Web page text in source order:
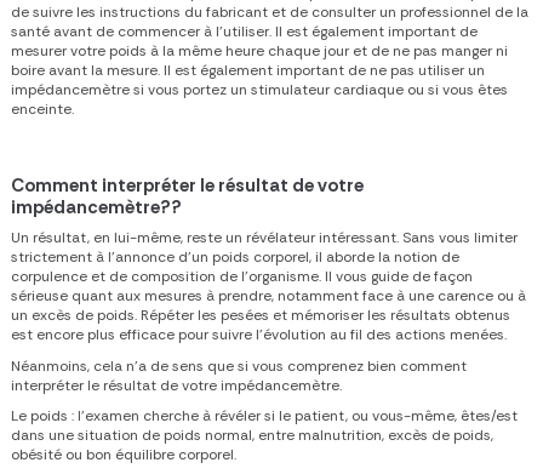
de suivre les instructions du fabricant et de consulter un professionnel de la
santé avant de commencer à l’utiliser. Il est également important de
mesurer votre poids à la même heure chaque jour et de ne pas manger ni
boire avant la mesure. Il est également important de ne pas utiliser un
impédancemètre si vous portez un stimulateur cardiaque ou si vous êtes
enceinte.
Comment interpréter le résultat de votre
impédancemètre??
Un résultat, en lui-même, reste un révélateur intéressant. Sans vous limiter
strictement à l’annonce d’un poids corporel, il aborde la notion de
corpulence et de composition de l’organisme. Il vous guide de façon
sérieuse quant aux mesures à prendre, notamment face à une carence ou à
un excès de poids. Répéter les pesées et mémoriser les résultats obtenus
est encore plus efficace pour suivre l’évolution au fil des actions menées.
Néanmoins, cela n’a de sens que si vous comprenez bien comment
interpréter le résultat de votre impédancemètre.
Le poids : l’examen cherche à révéler si le patient, ou vous-même, êtes/est
dans une situation de poids normal, entre malnutrition, excès de poids,
obésité ou bon équilibre corporel.